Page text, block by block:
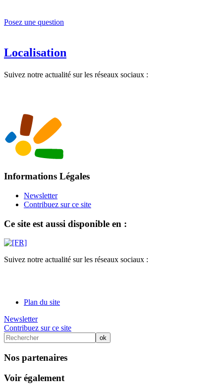
Posez une question
Localisation
Suivez notre actualité sur les réseaux sociaux :
Informations Légales
Newsletter
Contribuez sur ce site
Ce site est aussi disponible en :
Suivez notre actualité sur les réseaux sociaux :
Plan du site
Newsletter
Contribuez sur ce site
Nos partenaires
Voir également